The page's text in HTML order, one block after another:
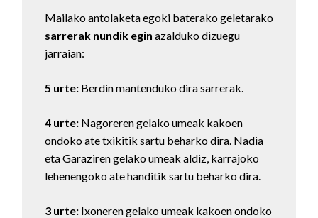
Mailako antolaketa egoki baterako geletarako
sarrerak nundik egin azalduko dizuegu
jarraian:
5 urte: Berdin mantenduko dira sarrerak.
4 urte: Nagoreren gelako umeak kakoen
ondoko ate txikitik sartu beharko dira. Nadia
eta Garaziren gelako umeak aldiz, karrajoko
lehenengoko ate handitik sartu beharko dira.
3 urte: Ixoneren gelako umeak kakoen ondoko